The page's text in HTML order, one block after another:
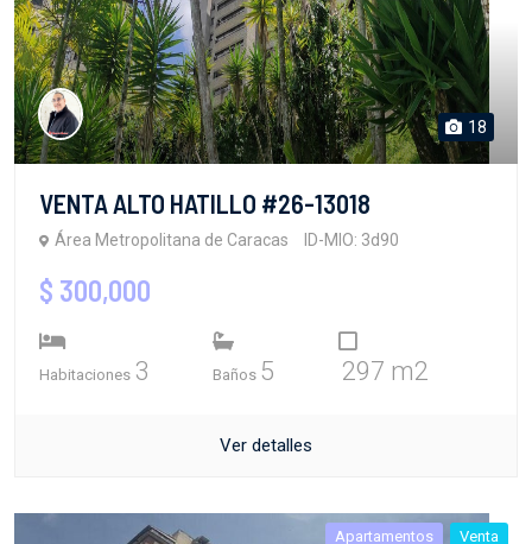
18
VENTA ALTO HATILLO #26-13018
Área Metropolitana de Caracas ID-MIO: 3d90
$ 300,000
Habitaciones 3 Baños 5 297 m2
Ver detalles
Apartamentos Venta